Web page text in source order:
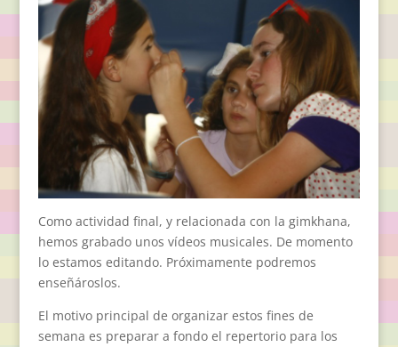
Como actividad final, y relacionada con la gimkhana,
hemos grabado unos vídeos musicales. De momento
lo estamos editando. Próximamente podremos
enseñároslos.
El motivo principal de organizar estos fines de
semana es preparar a fondo el repertorio para los